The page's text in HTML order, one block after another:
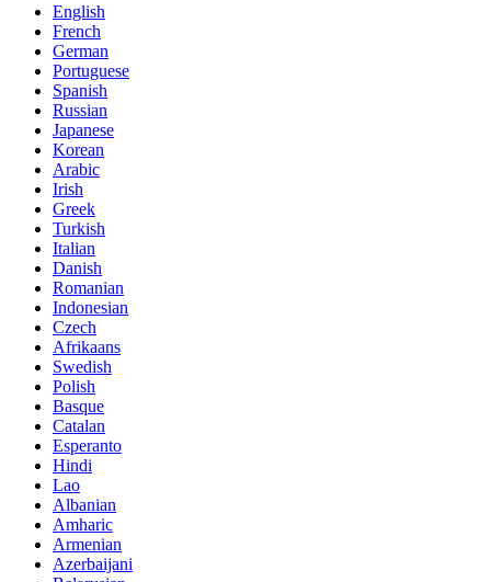
English
French
German
Portuguese
Spanish
Russian
Japanese
Korean
Arabic
Irish
Greek
Turkish
Italian
Danish
Romanian
Indonesian
Czech
Afrikaans
Swedish
Polish
Basque
Catalan
Esperanto
Hindi
Lao
Albanian
Amharic
Armenian
Azerbaijani